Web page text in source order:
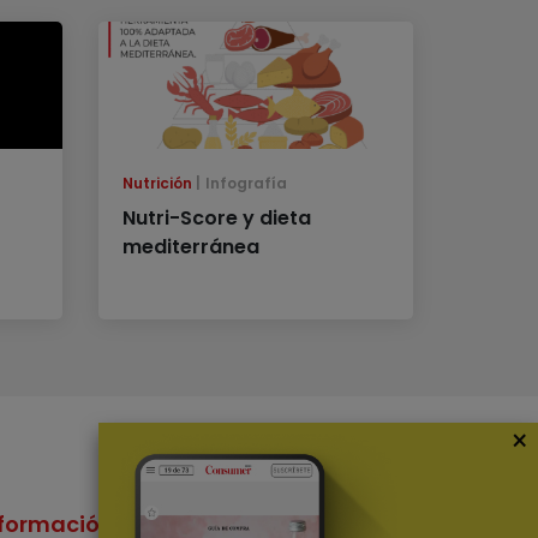
Nutrición Infografía
Nutri-Score y dieta
mediterránea
Nuestras Apps
×